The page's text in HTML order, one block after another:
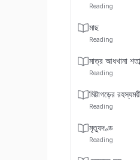
Reading
মাছ
Reading
মাত্র আধখানা
Reading
মিট্টাগড়ের
Reading
মৃত্যুদণ্ড
Reading